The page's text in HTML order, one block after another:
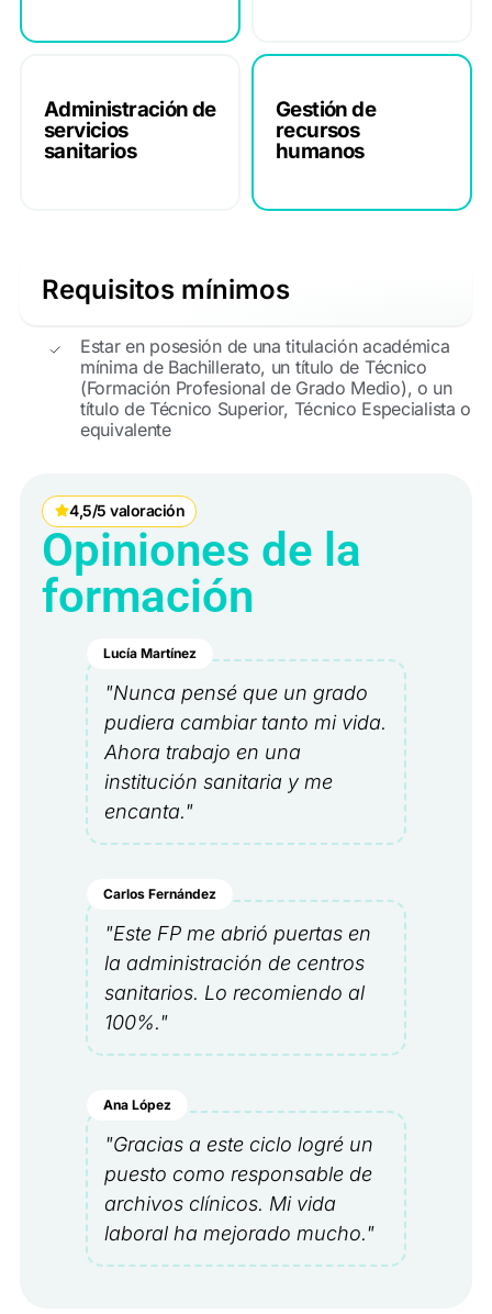
Administración de
servicios
sanitarios
Gestión de
recursos
humanos
Requisitos mínimos
Estar en posesión de una titulación académica
mínima de Bachillerato, un título de Técnico
(Formación Profesional de Grado Medio), o un
título de Técnico Superior, Técnico Especialista o
equivalente
4,5/5 valoración
Opiniones de la
formación
Lucía Martínez
"Nunca pensé que un grado
pudiera cambiar tanto mi vida.
Ahora trabajo en una
institución sanitaria y me
encanta."
Carlos Fernández
"Este FP me abrió puertas en
la administración de centros
sanitarios. Lo recomiendo al
100%."
Ana López
"Gracias a este ciclo logré un
puesto como responsable de
archivos clínicos. Mi vida
laboral ha mejorado mucho."